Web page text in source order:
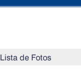
Lista de Fotos